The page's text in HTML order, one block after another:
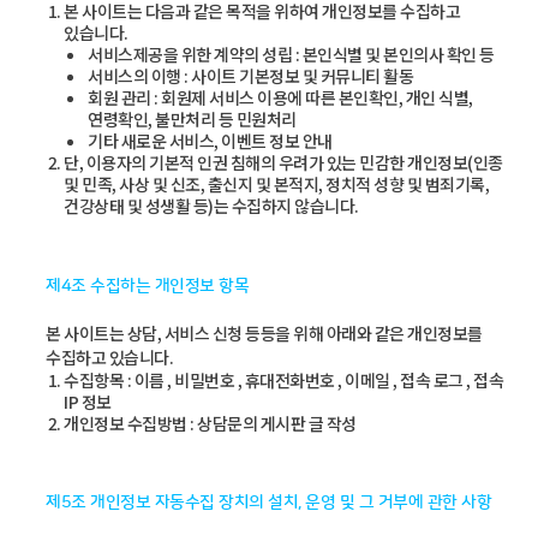
본 사이트는 다음과 같은 목적을 위하여 개인정보를 수집하고
있습니다.
서비스제공을 위한 계약의 성립 : 본인식별 및 본인의사 확인 등
서비스의 이행 : 사이트 기본정보 및 커뮤니티 활동
회원 관리 : 회원제 서비스 이용에 따른 본인확인, 개인 식별,
연령확인, 불만처리 등 민원처리
기타 새로운 서비스, 이벤트 정보 안내
단, 이용자의 기본적 인권 침해의 우려가 있는 민감한 개인정보(인종
및 민족, 사상 및 신조, 출신지 및 본적지, 정치적 성향 및 범죄기록,
건강상태 및 성생활 등)는 수집하지 않습니다.
제4조 수집하는 개인정보 항목
본 사이트는 상담, 서비스 신청 등등을 위해 아래와 같은 개인정보를
수집하고 있습니다.
수집항목 : 이름 , 비밀번호 , 휴대전화번호 , 이메일 , 접속 로그 , 접속
IP 정보
개인정보 수집방법 : 상담문의 게시판 글 작성
제5조 개인정보 자동수집 장치의 설치, 운영 및 그 거부에 관한 사항